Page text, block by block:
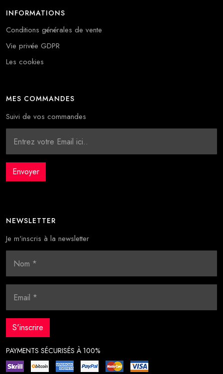
INFORMATIONS
Conditions générales de vente
Vie privée GDPR
Les cookies
MES COMMANDES
Suivi de vos commandes
NEWSLETTER
Je m'inscris à la newsletter
PAYMENTS SÉCURISÉS À 100%